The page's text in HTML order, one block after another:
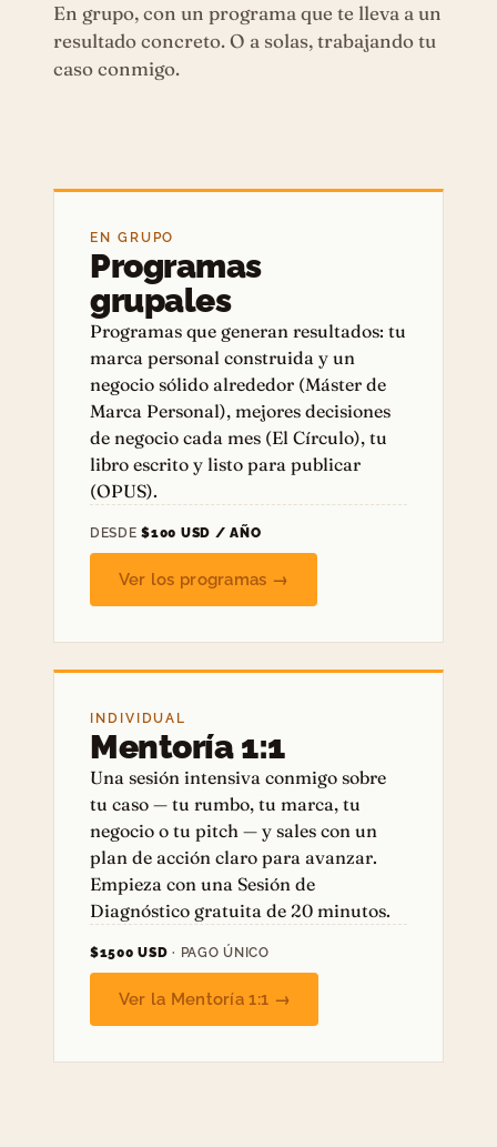
En grupo, con un programa que te lleva a un
resultado concreto. O a solas, trabajando tu
caso conmigo.
EN GRUPO
Programas
grupales
Programas que generan resultados: tu
marca personal construida y un
negocio sólido alrededor (Máster de
Marca Personal), mejores decisiones
de negocio cada mes (El Círculo), tu
libro escrito y listo para publicar
(OPUS).
DESDE$100 USD / AÑO
Ver los programas →
INDIVIDUAL
Mentoría 1:1
Una sesión intensiva conmigo sobre
tu caso — tu rumbo, tu marca, tu
negocio o tu pitch — y sales con un
plan de acción claro para avanzar.
Empieza con una Sesión de
Diagnóstico gratuita de 20 minutos.
$1500 USD · PAGO ÚNICO
Ver la Mentoría 1:1 →